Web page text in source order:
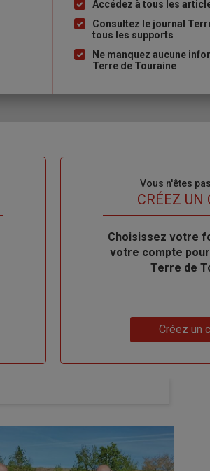
Liste
à
puce
Accédez à tous les
Consultez le journal
tous les supports
Ne manquez aucune
Terre de Touraine
Vous n'êtes
TITRECRÉEZ UN
Body
Choisissez votre
votre compte
Terre de
Créez un